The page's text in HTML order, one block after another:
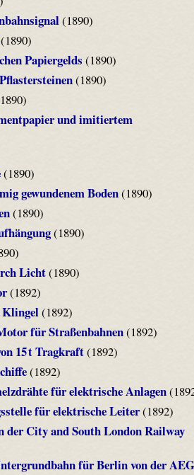
(1890)
Papiergelds (1890)
(1890)
und imitiertem
(1890)
gewundenem Boden(1890)
(1890)
(1890)
Licht(1890)
(1892)
Klingel(1892)
für Straßenbahnen(1892)
15 t Tragkraft(1892)
(1892)
für elektrische Anlagen
für elektrische Leiter(1892)
der City and South London Railway
für Berlin von der AEG